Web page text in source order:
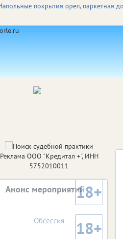
Реклама ООО "Кредитал +", ИНН
5752010011
Анонс мероприятий18+
Обсессия 18+